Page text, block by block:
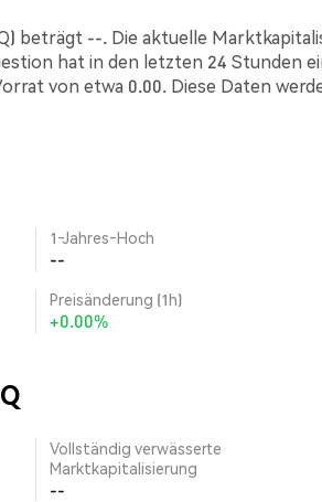
beträgt --. Die aktuelle
hat in den letzten 24 Stunden
von etwa 0.00. Diese Daten
1‑Jahres‑Hoch
--
Preisänderung (1h)
+0.00%
Vollständig verwässerte
Marktkapitalisierung
--